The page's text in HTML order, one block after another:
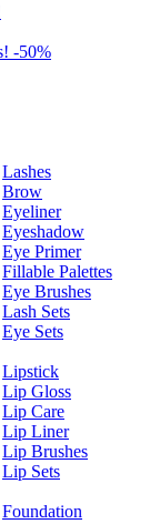
-50%
Lashes
Brow
Eyeliner
Eyeshadow
Eye Primer
Fillable Palettes
Eye Brushes
Lash Sets
Eye Sets
Lipstick
Lip Gloss
Lip Care
Lip Liner
Lip Brushes
Lip Sets
Foundation